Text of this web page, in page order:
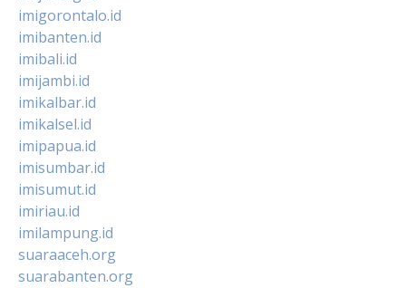
imigorontalo.id
imibanten.id
imibali.id
imijambi.id
imikalbar.id
imikalsel.id
imipapua.id
imisumbar.id
imisumut.id
imiriau.id
imilampung.id
suaraaceh.org
suarabanten.org